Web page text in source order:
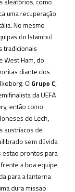
uma recuperação
No mesmo
do Istambul
tradicionais
West Ham, do
diante dos
O Grupo C,
da UEFA
então como
do Lech,
austríacos de
sem dúvida
estão prontos para
a boa equipe
para a lanterna
dura missão